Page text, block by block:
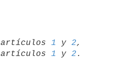
artículos 1 y 2,
artículos
1 y 2